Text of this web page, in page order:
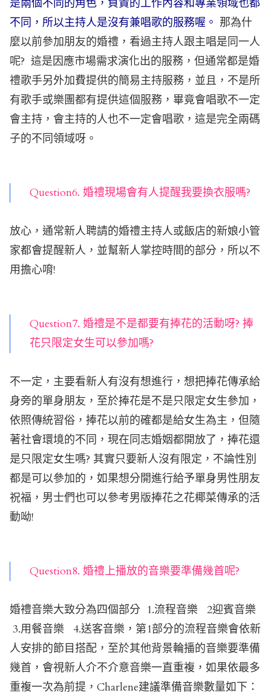
是兩個不同的角色，負責的工作內容和專業領域也都
不同，所以主持人是沒有兼唱歌的服務喔。 那為什
麼以前參加朋友的婚禮，看過主持人跟主唱是同一人
呢? 這是因應市場需求演化出的服務，但通常都是婚
禮歌手另外加費提供的簡易主持服務，並且，不是所
有歌手或樂團都有提供這個服務，畢竟會唱歌不一定
會主持，會主持的人也不一定會唱歌，這是完全兩碼
子的不同領域呀。
Question6. 婚禮現場會有人提醒我要換衣服嗎?
放心，通常新人聘請的婚禮主持人或飯店的新娘小管
家都會提醒新人，並幫新人掌控時間的部分，所以不
用擔心唷!
Question7. 婚禮是不是都要有捧花的活動呀? 捧
花只限定女生可以參加嗎?
不一定，主要看新人有沒有想進行，想把捧花傳承給
身旁的單身朋友，至於捧花是不是只限定女生參加，
依照傳統習俗，捧花以前的確都是給女生為主，但隨
著社會環境的不同，現在同志婚姻都開放了，捧花還
是只限定女生嗎? 其實只要新人沒有限定，不論性別
都是可以參加的，如果想分開進行給予單身男性朋友
祝福，男士們也可以參考男版捧花之花椰菜傳承的活
動呦!
Question8. 婚禮上播放的音樂要準備幾首呢?
婚禮音樂大致分為四個部分 1.流程音樂 2迎賓音樂
3.用餐音樂 4.送客音樂，第1部分的流程音樂會依新
人安排的節目搭配，至於其他背景輪播的音樂要準備
幾首，會視新人介不介意音樂一直重複，如果依最多
重複一次為前提，Charlene建議準備音樂數量如下：